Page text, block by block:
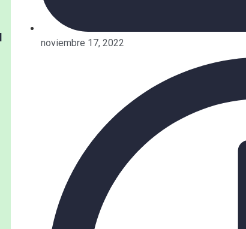
noviembre 17, 2022